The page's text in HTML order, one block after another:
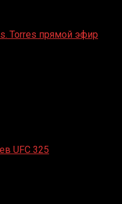
Torres прямой эфир
UFC 325